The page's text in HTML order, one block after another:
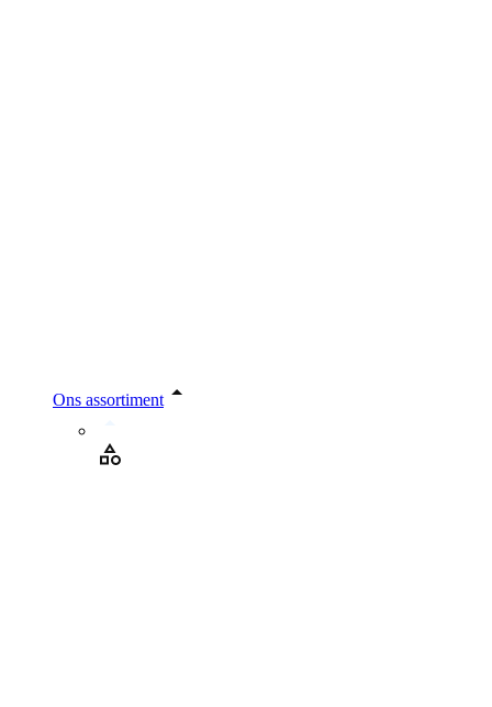
Ons assortiment